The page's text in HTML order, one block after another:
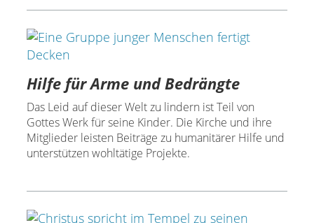
Hilfe für Arme und Bedrängte
Das Leid auf dieser Welt zu lindern ist Teil von
Gottes Werk für seine Kinder. Die Kirche und ihre
Mitglieder leisten Beiträge zu humanitärer Hilfe und
unterstützen wohltätige Projekte.